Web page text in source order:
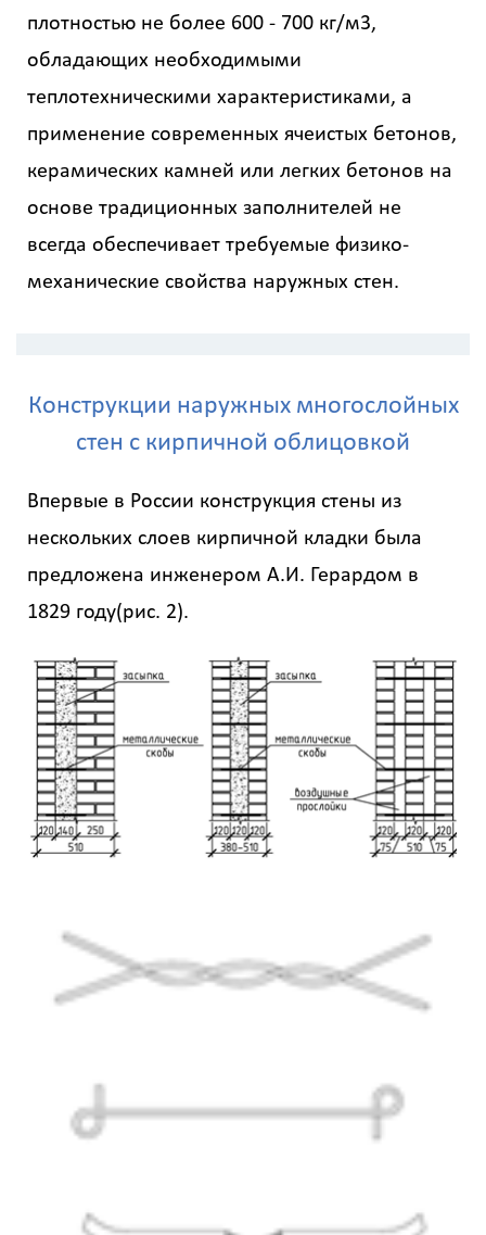
плотностью не более 600 - 700 кг/м3,
обладающих необходимыми
теплотехническими характеристиками, а
применение современных ячеистых бетонов,
керамических камней или легких бетонов на
основе традиционных заполнителей не
всегда обеспечивает требуемые физико-
механические свойства наружных стен.
Конструкции наружных многослойных
стен с кирпичной облицовкой
Впервые в России конструкция стены из
нескольких слоев кирпичной кладки была
предложена инженером А.И. Герардом в
1829 году(рис. 2).